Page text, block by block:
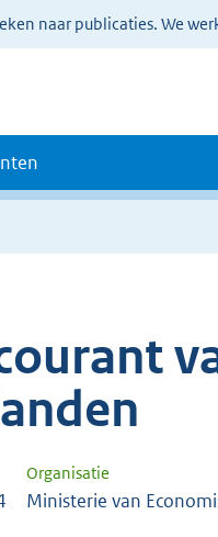
naar publicaties. We
Organisatie
Ministerie van